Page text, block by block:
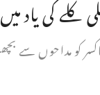
کلے کی یاد میں